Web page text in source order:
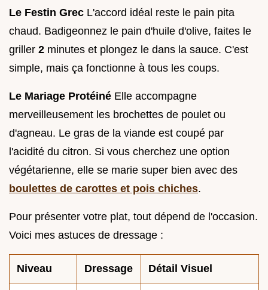
Le Festin Grec L'accord idéal reste le pain pita
chaud. Badigeonnez le pain d'huile d'olive, faites le
griller 2 minutes et plongez le dans la sauce. C'est
simple, mais ça fonctionne à tous les coups.
Le Mariage Protéiné Elle accompagne
merveilleusement les brochettes de poulet ou
d'agneau. Le gras de la viande est coupé par
l'acidité du citron. Si vous cherchez une option
végétarienne, elle se marie super bien avec des
boulettes de carottes et pois chiches.
Pour présenter votre plat, tout dépend de l'occasion.
Voici mes astuces de dressage :
Niveau Dressage Détail Visuel